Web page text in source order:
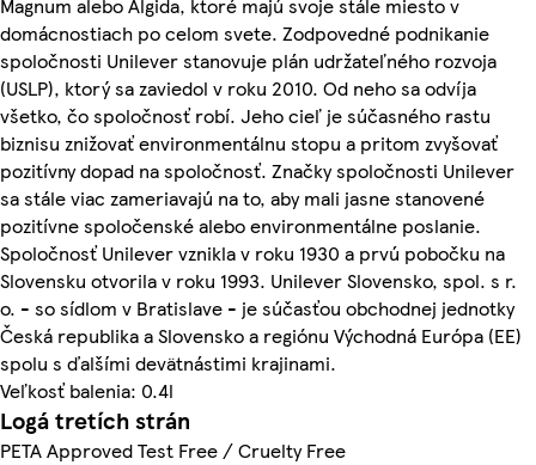
domácnostiach po celom svete. Zodpovedné podnikanie
spoločnosti Unilever stanovuje plán udržateľného rozvoja
(USLP), ktorý sa zaviedol v roku 2010. Od neho sa odvíja
všetko, čo spoločnosť robí. Jeho cieľ je súčasného rastu
biznisu znižovať environmentálnu stopu a pritom zvyšovať
pozitívny dopad na spoločnosť. Značky spoločnosti Unilever
sa stále viac zameriavajú na to, aby mali jasne stanovené
pozitívne spoločenské alebo environmentálne poslanie.
Spoločnosť Unilever vznikla v roku 1930 a prvú pobočku na
Slovensku otvorila v roku 1993. Unilever Slovensko, spol. s r.
o. - so sídlom v Bratislave - je súčasťou obchodnej jednotky
Česká republika a Slovensko a regiónu Východná Európa (EE)
spolu s ďalšími devätnástimi krajinami.
Veľkosť balenia: 0.4l
Logá tretích strán
PETA Approved Test Free / Cruelty Free